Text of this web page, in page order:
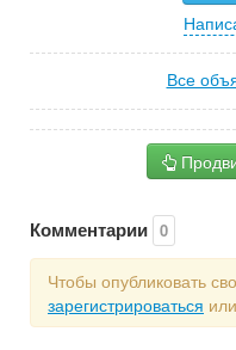
Все
Комментарии 0
Чтобы опубликовать
зарегистрироваться или